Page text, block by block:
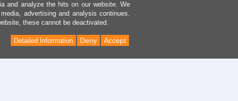
and analyze the hits on our website. We
advertising and analysis continues.
these cannot be deactivated.
Accept
Deny
Detailed Information